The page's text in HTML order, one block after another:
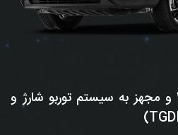
موتور بنزینی 1499CC و مجهز به سیستم توربو شارژ و